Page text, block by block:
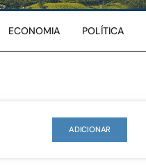
ECONOMIA POLÍTICA
ADICIONAR